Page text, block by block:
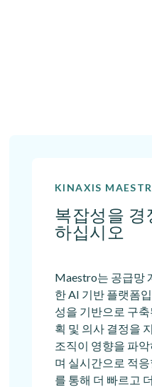
KINAXIS
복잡성을 경
하십시오
Maestro는 공급망
한 AI 기반 플랫폼
성을 기반으로 구
획 및 의사 결정을
조직이 영향을 파
며 실시간으로 적
를 통해 더 빠르고